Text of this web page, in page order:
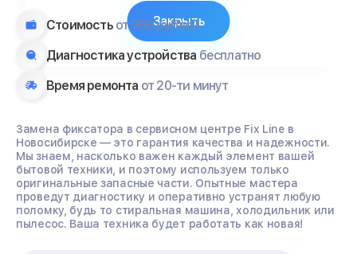
Стоимость от 350 рублей
Диагностика устройства бесплатно
Время ремонта от 20-ти минут
Замена фиксатора в сервисном центре Fix Line в
Новосибирске — это гарантия качества и надежности.
Мы знаем, насколько важен каждый элемент вашей
бытовой техники, и поэтому используем только
оригинальные запасные части. Опытные мастера
проведут диагностику и оперативно устранят любую
поломку, будь то стиральная машина, холодильник или
пылесос. Ваша техника будет работать как новая!
Закрыть